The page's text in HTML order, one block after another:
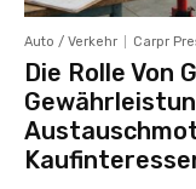
Auto / Verkehr Carpr
Die Rolle Von